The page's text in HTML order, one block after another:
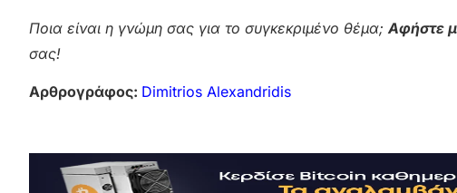
Ποια είναι η γνώμη σας για το συγκεκριμένο θέμα; Αφήστε
σας!
Αρθρογράφος: Dimitrios Alexandridis